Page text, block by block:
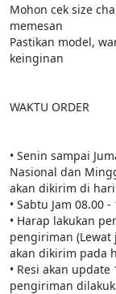
Mohon cek size
memesan
Pastikan model,
keinginan
WAKTU ORDER
• Senin sampai
Nasional dan
akan dikirim di
• Sabtu Jam 08.00 -
• Harap lakukan
pengiriman
akan dikirim pada
• Resi akan
pengiriman